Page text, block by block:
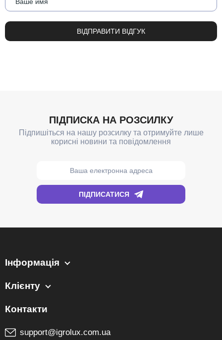
Інформація
Клієнту
support@igrolux.com.ua